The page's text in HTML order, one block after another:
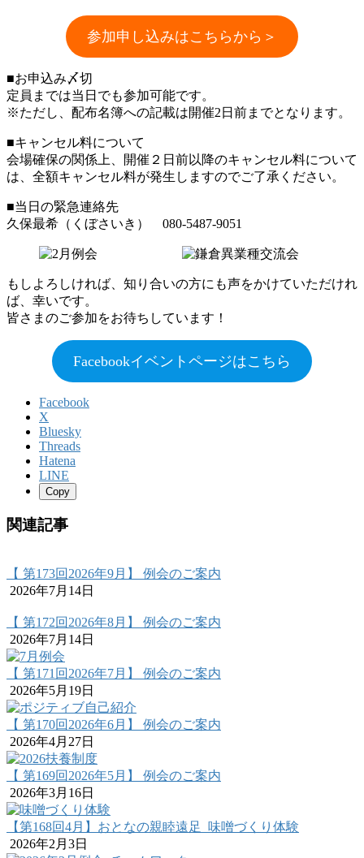
参加申し込みはこちらから＞
■お申込み〆切
定員までは当日でも参加可能です。
※ただし、配布名簿への記載は開催2日前までとなります。
■キャンセル料について
会場確保の関係上、開催２日前以降のキャンセル料について
は、全額キャンセル料が発生しますのでご了承ください。
■当日の緊急連絡先
久保最希（くぼさいき） 080-5487-9051
もしよろしければ、知り合いの方にも声をかけていただけれ
ば、幸いです。
皆さまのご参加をお待ちしています！
Facebookイベントページはこちら
Facebook
X
Bluesky
Threads
Hatena
LINE
Copy
関連記事
【 第173回2026年9月】 例会のご案内
2026年7月14日
【 第172回2026年8月】 例会のご案内
2026年7月14日
【 第171回2026年7月】 例会のご案内
2026年5月19日
【 第170回2026年6月】 例会のご案内
2026年4月27日
【 第169回2026年5月】 例会のご案内
2026年3月16日
【第168回4月】おとなの親睦遠足_味噌づくり体験
2026年2月3日